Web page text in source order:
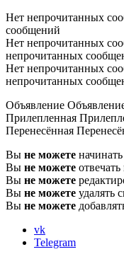
Нет непрочитанных
сообщений
Нет непрочитанных
непрочитанных
Нет непрочитанных
непрочитанных
Объявление
Прилепленная
Перенесённая
Вы не можете
Вы не можете
Вы не можете
Вы не можете удалять
Вы не можете
vk
Telegram